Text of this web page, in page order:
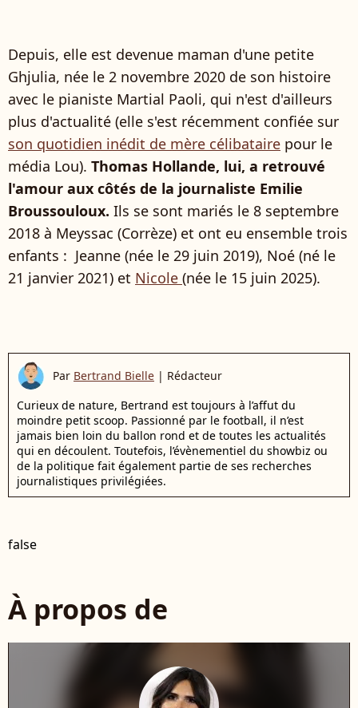
Depuis, elle est devenue maman d'une petite
Ghjulia, née le 2 novembre 2020 de son histoire
avec le pianiste Martial Paoli, qui n'est d'ailleurs
plus d'actualité (elle s'est récemment confiée sur
son quotidien inédit de mère célibataire pour le
média Lou). Thomas Hollande, lui, a retrouvé
l'amour aux côtés de la journaliste Emilie
Broussouloux. Ils se sont mariés le 8 septembre
2018 à Meyssac (Corrèze) et ont eu ensemble trois
enfants : Jeanne (née le 29 juin 2019), Noé (né le
21 janvier 2021) et Nicole (née le 15 juin 2025).
Par Bertrand Bielle | Rédacteur
Curieux de nature, Bertrand est toujours à l’affut du
moindre petit scoop. Passionné par le football, il n’est
jamais bien loin du ballon rond et de toutes les actualités
qui en découlent. Toutefois, l’évènementiel du showbiz ou
de la politique fait également partie de ses recherches
journalistiques privilégiées.
false
À propos de